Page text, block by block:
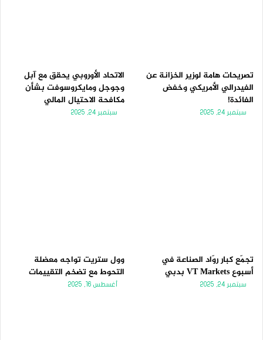
تصريحات هامة لوزير الخزانة عن
الفيدرالي الأمريكي وخفض
الفائدة!
سبتمبر 24, 2025
الاتحاد الأوروبي يحقق مع آبل
وجوجل ومايكروسوفت بشأن
مكافحة الاحتيال المالي
سبتمبر 24, 2025
تجمّع كبار روّاد الصناعة في
أسبوع VT Markets بدبي
سبتمبر 24, 2025
وول ستريت تواجه معضلة
التحوط مع تضخم التقييمات
أغسطس 16, 2025